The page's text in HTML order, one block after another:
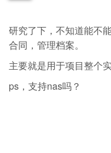
研究了下，不知道能不
合同，管理档案。
主要就是用于项目整个
ps，支持nas吗？